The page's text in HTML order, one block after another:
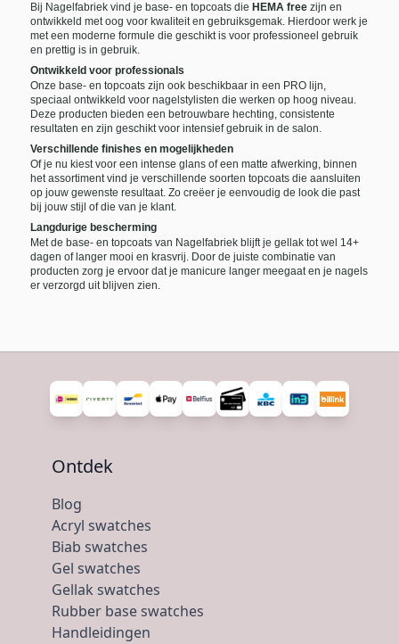
Bij Nagelfabriek vind je base- en topcoats die HEMA free zijn en
ontwikkeld met oog voor kwaliteit en gebruiksgemak. Hierdoor werk je
met een moderne formule die geschikt is voor professioneel gebruik
en prettig is in gebruik.
Ontwikkeld voor professionals
Onze base- en topcoats zijn ook beschikbaar in een PRO lijn,
speciaal ontwikkeld voor nagelstylisten die werken op hoog niveau.
Deze producten bieden een betrouwbare hechting, consistente
resultaten en zijn geschikt voor intensief gebruik in de salon.
Verschillende finishes en mogelijkheden
Of je nu kiest voor een intense glans of een matte afwerking, binnen
het assortiment vind je verschillende soorten topcoats die aansluiten
op jouw gewenste resultaat. Zo creëer je eenvoudig de look die past
bij jouw stijl of die van je klant.
Langdurige bescherming
Met de base- en topcoats van Nagelfabriek blijft je gellak tot wel 14+
dagen of langer mooi en krasvrij. Door de juiste combinatie van
producten zorg je ervoor dat je manicure langer meegaat en je nagels
er verzorgd uit blijven zien.
Ontdek
Blog
Acryl swatches
Biab swatches
Gel swatches
Gellak swatches
Rubber base swatches
Handleidingen